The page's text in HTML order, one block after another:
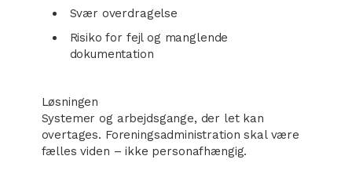
Svær overdragelse
Risiko for fejl og manglende
dokumentation
Løsningen
Systemer og arbejdsgange, der let kan
overtages. Foreningsadministration skal være
fælles viden – ikke personafhængig.